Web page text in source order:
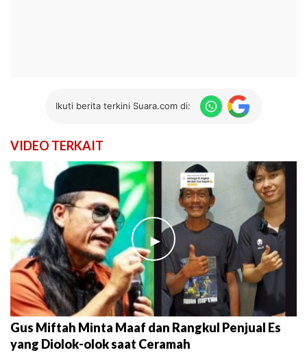
Ikuti berita terkini Suara.com di:
VIDEO TERKAIT
►
Gus Miftah Minta Maaf dan Rangkul Penjual Es
yang Diolok-olok saat Ceramah